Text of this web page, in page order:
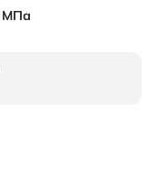
МПа